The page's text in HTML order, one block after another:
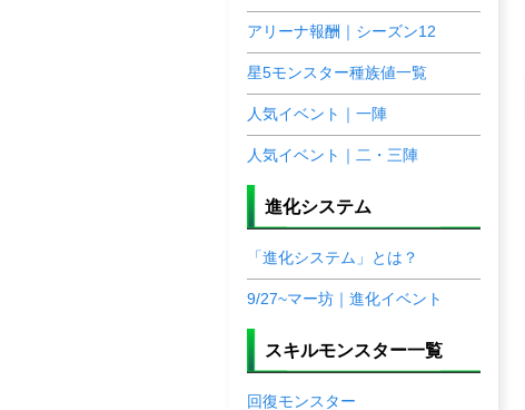
アリーナ報酬｜シーズン12
星5モンスター種族値一覧
人気イベント｜一陣
人気イベント｜二・三陣
進化システム
「進化システム」とは？
9/27~マー坊｜進化イベント
スキルモンスター一覧
回復モンスター